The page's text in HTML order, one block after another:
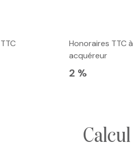
Honoraires TTC
acquéreur
2 %
calcul